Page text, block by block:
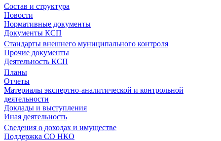
Состав и структура
Новости
Нормативные документы
Документы КСП
Стандарты внешнего муниципального контроля
Прочие документы
Деятельность КСП
Планы
Отчеты
Материалы экспертно-аналитической и контрольной
деятельности
Доклады и выступления
Иная деятельность
Сведения о доходах и имуществе
Поддержка СО НКО